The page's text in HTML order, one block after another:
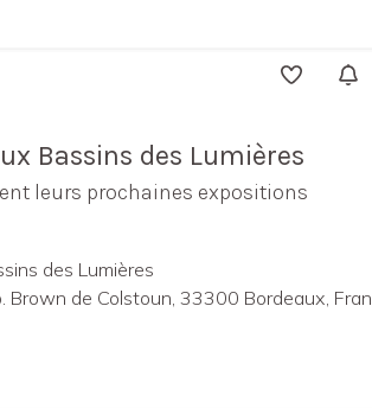
Bassins des Lumières
leurs prochaines expositions
des Lumières
Brown de Colstoun, 33300 Bordeaux, France